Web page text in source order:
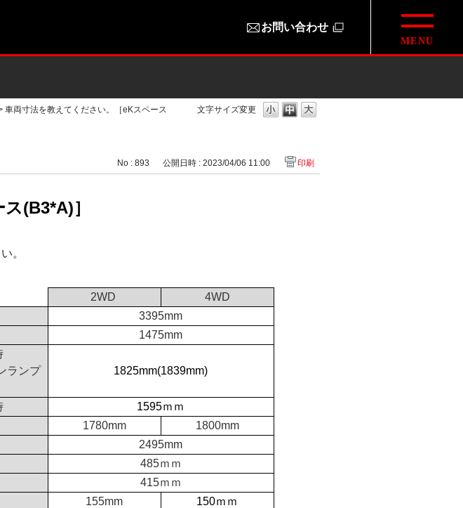
お問い合わせ
文字サイズ変更
車両寸法を教えてください。［eKスペース
No : 893 公開日時 : 2023/04/06 11:00 印刷
(B3*A)］
。
2WD
4WD
3395mm
1475mm
ランプ
1825mm(1839mm)
1595ｍｍ
1780mm
1800mm
2495mm
485ｍｍ
415ｍｍ
155mm
150ｍｍ